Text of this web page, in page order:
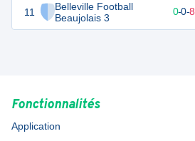
11
Belleville Football
Beaujolais 3
-2 0-0-8
Fonctionnalités
Application